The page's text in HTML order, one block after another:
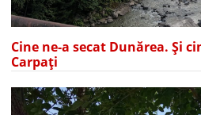
Cine ne-a secat Dunărea. Și
Carpați